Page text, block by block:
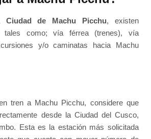
Ciudad de Machu Picchu, existen
tales como; vía férrea (trenes), vía
y/o caminatas hacia Machu
tren a Machu Picchu, considere que
desde la Ciudad del Cusco,
Esta es la estación más solicitada